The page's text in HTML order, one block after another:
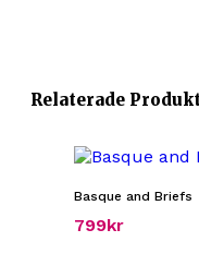
Relaterade
Basque and Briefs
799kr